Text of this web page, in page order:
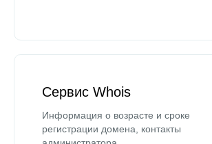
Сервис Whois
Информация о возрасте и сроке
регистрации домена, контакты